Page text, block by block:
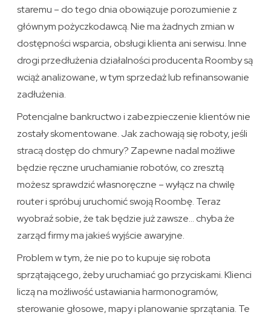
staremu – do tego dnia obowiązuje porozumienie z
głównym pożyczkodawcą. Nie ma żadnych zmian w
dostępności wsparcia, obsługi klienta ani serwisu. Inne
drogi przedłużenia działalności producenta Roomby są
wciąż analizowane, w tym sprzedaż lub refinansowanie
zadłużenia.
Potencjalne bankructwo i zabezpieczenie klientów nie
zostały skomentowane. Jak zachowają się roboty, jeśli
stracą dostęp do chmury? Zapewne nadal możliwe
będzie ręczne uruchamianie robotów, co zresztą
możesz sprawdzić własnoręczne – wyłącz na chwilę
router i spróbuj uruchomić swoją Roombę. Teraz
wyobraź sobie, że tak będzie już zawsze… chyba że
zarząd firmy ma jakieś wyjście awaryjne.
Problem w tym, że nie po to kupuje się robota
sprzątającego, żeby uruchamiać go przyciskami. Klienci
liczą na możliwość ustawiania harmonogramów,
sterowanie głosowe, mapy i planowanie sprzątania. Te